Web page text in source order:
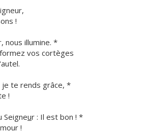
!
nous illumine. *
vos cortèges
je te rends grâce, *
!
Seigneur : Il est bon ! *
!